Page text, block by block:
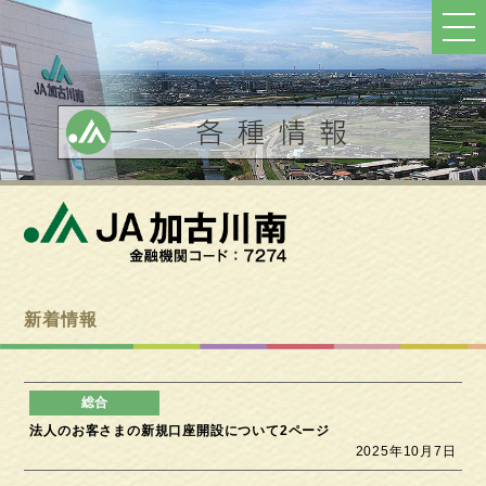
新着情報
法人のお客さまの新規口座開設について2ページ
2025年10月7日